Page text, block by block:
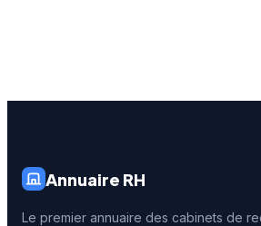
Annuaire RH
Le premier annuaire des cabinets de